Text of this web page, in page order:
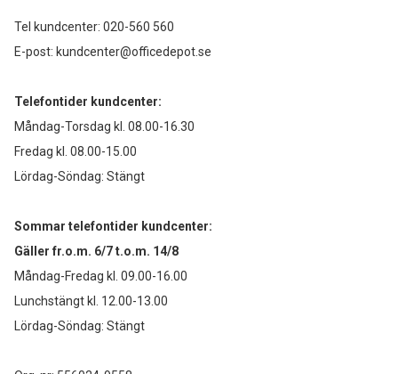
Tel kundcenter: 020-560 560
E-post: kundcenter@officedepot.se
Telefontider kundcenter:
Måndag-Torsdag kl. 08.00-16.30
Fredag kl. 08.00-15.00
Lördag-Söndag: Stängt
Sommar telefontider kundcenter:
Gäller fr.o.m. 6/7 t.o.m. 14/8
Måndag-Fredag kl. 09.00-16.00
Lunchstängt kl. 12.00-13.00
Lördag-Söndag: Stängt